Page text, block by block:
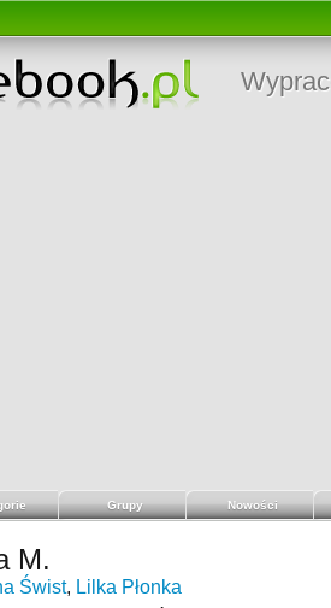
Grupy Nowości
M.
Świst, Lilka Płonka